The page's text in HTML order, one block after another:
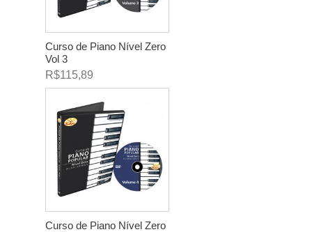
Curso de Piano Nível Zero
Vol 3
R$115,89
Curso de Piano Nível Zero